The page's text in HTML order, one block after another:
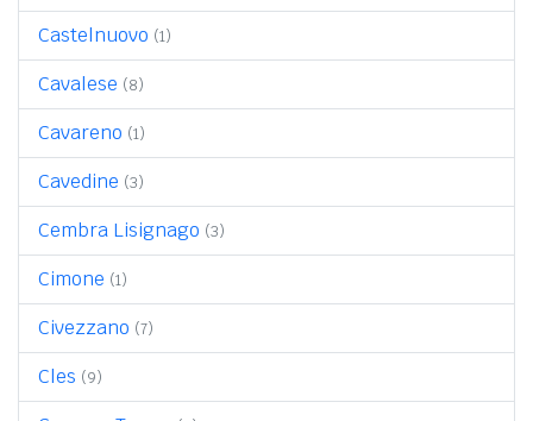
Castelnuovo (1)
Cavalese (8)
Cavareno (1)
Cavedine (3)
Cembra Lisignago (3)
Cimone (1)
Civezzano (7)
Cles (9)